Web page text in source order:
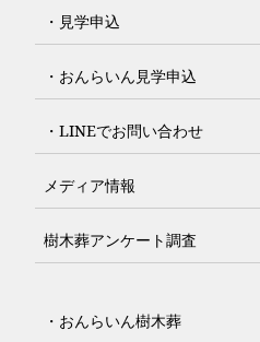
・見学申込
・おんらいん見学申込
・LINEでお問い合わせ
メディア情報
樹木葬アンケート調査
・おんらいん樹木葬